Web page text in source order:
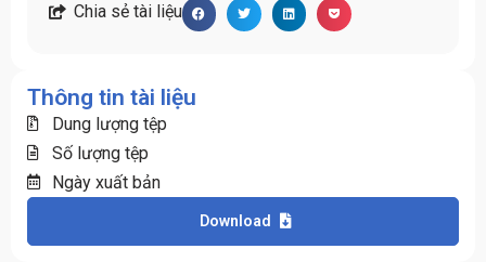
Chia sẻ tài liệu
Thông tin tài liệu
Dung lượng tệp
Số lượng tệp
Ngày xuất bản
Download